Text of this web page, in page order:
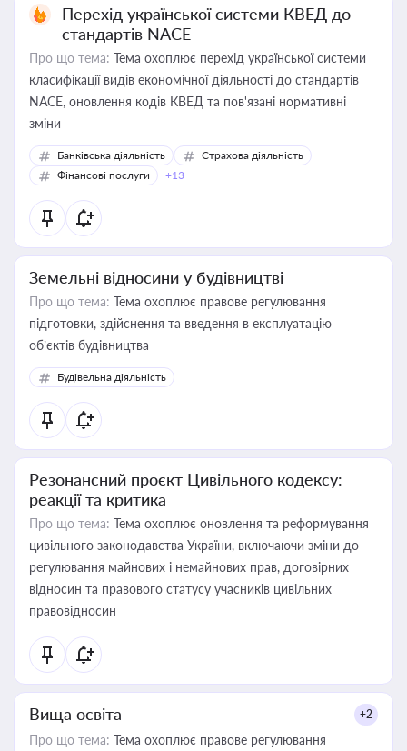
Перехід української системи КВЕД до
стандартів NACE
Про що тема: Тема охоплює перехід української системи
класифікації видів економічної діяльності до стандартів
NACE, оновлення кодів КВЕД та пов'язані нормативні
зміни
Банківська діяльність
Страхова діяльність
Фінансові послуги
+13
Земельні відносини у будівництві
Про що тема: Тема охоплює правове регулювання
підготовки, здійснення та введення в експлуатацію
об’єктів будівництва
Будівельна діяльність
Резонансний проєкт Цивільного кодексу:
реакції та критика
Про що тема: Тема охоплює оновлення та реформування
цивільного законодавства України, включаючи зміни до
регулювання майнових і немайнових прав, договірних
відносин та правового статусу учасників цивільних
правовідносин
Вища освіта +2
Про що тема: Тема охоплює правове регулювання